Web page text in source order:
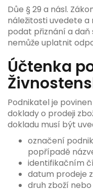
Důe § 29 a násl.
náležitosti uvedete
podat přiznání a
nemůže uplatnit
Účtenka
Podnikatel je
doklady o prodeji
dokladu musí být
označení
popřípadě
identifikačním
datum prodeje
druh zboží nebo